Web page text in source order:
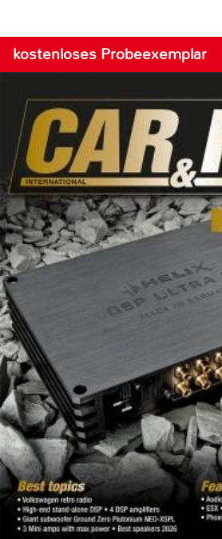
kostenloses Probeexemplar